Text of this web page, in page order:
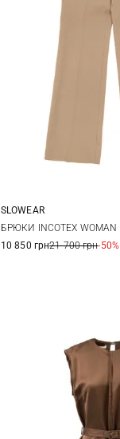
38 40
SLOWEAR
БРЮКИ INCOTEX WOMAN
10 850 грн21 700 грн-50%